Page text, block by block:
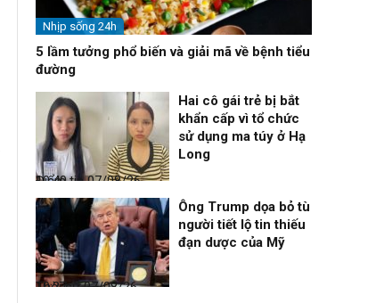
Nhịp sống 24h
5 lầm tưởng phổ biến và giải mã về bệnh tiểu
đường
Điểm tin
07/08/26, 10:40
Hai cô gái trẻ bị bắt
khẩn cấp vì tổ chức
sử dụng ma túy ở Hạ
Long
Thời sự
07/08/26, 10:27
Ông Trump dọa bỏ tù
người tiết lộ tin thiếu
đạn dược của Mỹ